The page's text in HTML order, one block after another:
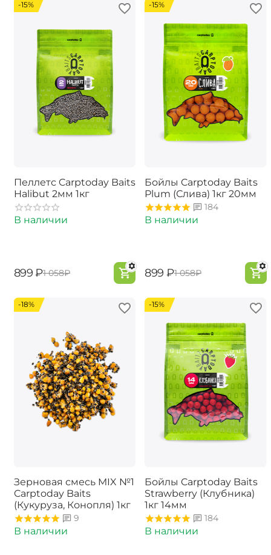
-15%
Пеллетс Carptoday Baits
Halibut 2мм 1кг
В наличии
‍899‍ ₽‍1 058‍₽
-15%
Бойлы Carptoday Baits
Plum (Слива) 1кг 20мм
184
В наличии
‍899‍ ₽‍1 058‍₽
-18%
Зерновая смесь MIX №1
Carptoday Baits
(Кукуруза, Конопля) 1кг
9
В наличии
-15%
Бойлы Carptoday Baits
Strawberry (Клубника)
1кг 14мм
184
В наличии